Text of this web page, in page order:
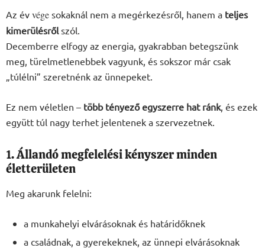
Az év vége sokaknál nem a megérkezésről, hanem a teljes
kimerülésről szól.
Decemberre elfogy az energia, gyakrabban betegszünk
meg, türelmetlenebbek vagyunk, és sokszor már csak
„túlélni” szeretnénk az ünnepeket.
Ez nem véletlen – több tényező egyszerre hat ránk, és ezek
együtt túl nagy terhet jelentenek a szervezetnek.
1. Állandó megfelelési kényszer minden
életterületen
Meg akarunk felelni:
a munkahelyi elvárásoknak és határidőknek
a családnak, a gyerekeknek, az ünnepi elvárásoknak